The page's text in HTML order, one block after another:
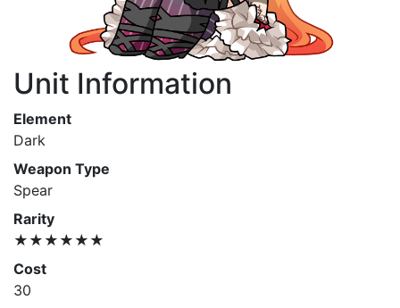
Unit Information
Element
Dark
Weapon Type
Spear
Rarity
★★★★★★
Cost
30